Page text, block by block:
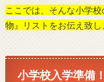
ここでは、そんな小学
物』リストをお伝え致し
小学校入学準備